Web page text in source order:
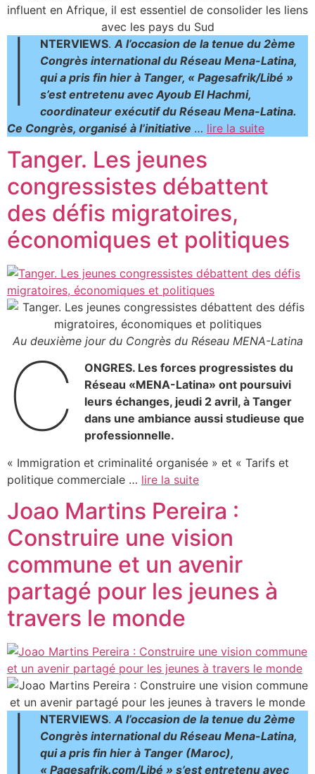
I NTERVIEWS.A l’occasion de la tenue du 2ème
Congrès international du Réseau Mena-Latina,
qui a pris fin hier à Tanger, « Pagesafrik/Libé »
s’est entretenu avec Ayoub El Hachmi,
coordinateur exécutif du Réseau Mena-Latina.
Ce Congrès, organisé à l’initiative … lire la suite
Tanger. Les jeunes
congressistes débattent
des défis migratoires,
économiques et politiques
Au deuxième jour du Congrès du Réseau MENA-Latina
C
ONGRES. Les forces progressistes du
Réseau «MENA-Latina» ont poursuivi
leurs échanges, jeudi 2 avril, à Tanger
dans une ambiance aussi studieuse que
professionnelle.
« Immigration et criminalité organisée » et « Tarifs et
politique commerciale … lire la suite
Joao Martins Pereira :
Construire une vision
commune et un avenir
partagé pour les jeunes à
travers le monde
I NTERVIEWS.A l’occasion de la tenue du 2ème
Congrès international du Réseau Mena-Latina,
qui a pris fin hier à Tanger (Maroc),
« Pagesafrik.com/Libé » s’est entretenu avec